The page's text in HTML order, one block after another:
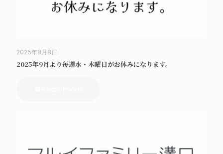
2025年8月8日
2025年9月より毎週水・木曜日がお休みになります。